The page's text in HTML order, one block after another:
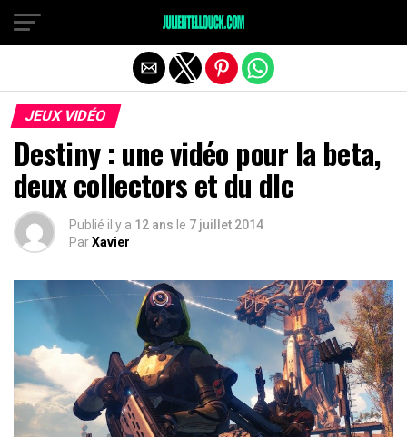
JEUX VIDÉO
Destiny : une vidéo pour la beta,
deux collectors et du dlc
Publié il y a 12 ans le 7 juillet 2014
ParXavier